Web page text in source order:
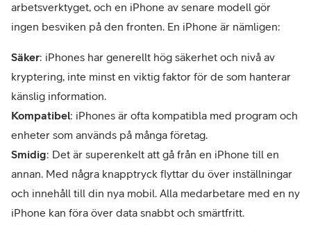
arbetsverktyget, och en iPhone av senare modell gör
ingen besviken på den fronten. En iPhone är nämligen:
Säker: iPhones har generellt hög säkerhet och nivå av
kryptering, inte minst en viktig faktor för de som hanterar
känslig information.
Kompatibel: iPhones är ofta kompatibla med program och
enheter som används på många företag.
Smidig: Det är superenkelt att gå från en iPhone till en
annan. Med några knapptryck flyttar du över inställningar
och innehåll till din nya mobil. Alla medarbetare med en ny
iPhone kan föra över data snabbt och smärtfritt.